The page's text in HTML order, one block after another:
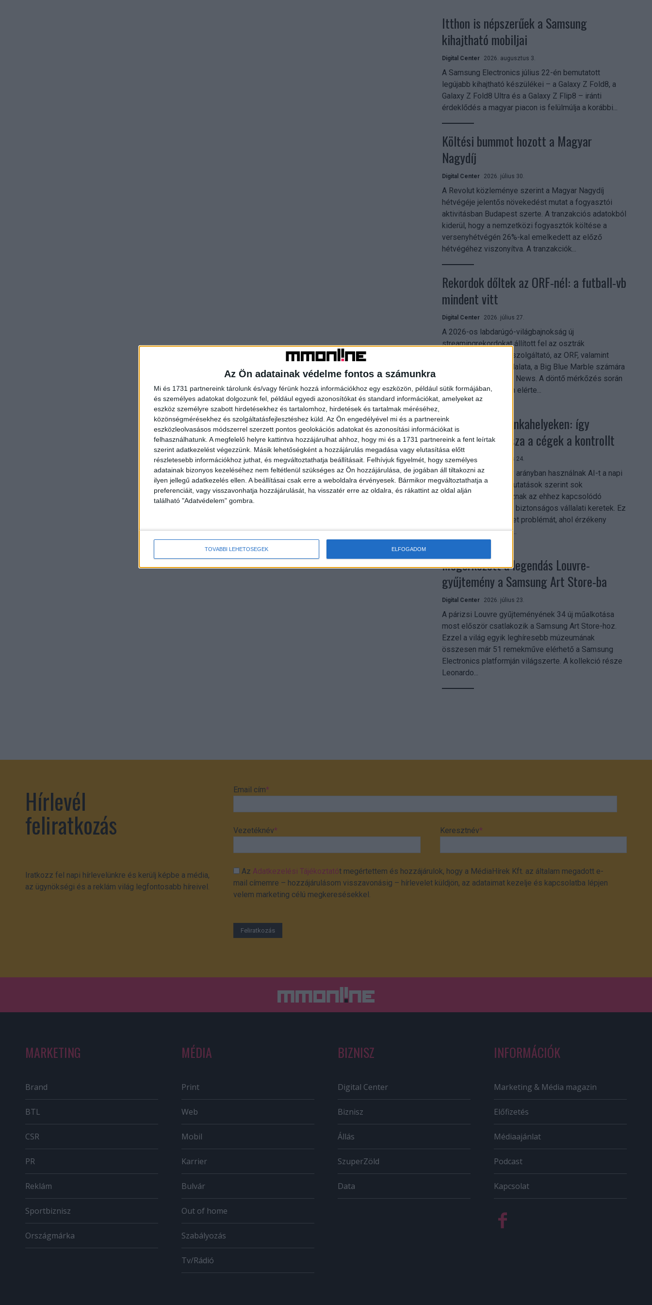
Az Ön adatainak védelme fontos a számunkra
Mi és 1731 partnereink tárolunk és/vagy férünk hozzá információkhoz egy eszközön, például sütik formájában,
és személyes adatokat dolgozunk fel, például egyedi azonosítókat és standard információkat, amelyeket az
eszköz személyre szabott hirdetésekhez és tartalomhoz, hirdetések és tartalmak méréséhez,
közönségmérésekhez és szolgáltatásfejlesztéshez küld. Az Ön engedélyével mi és a partnereink
eszközleolvasásos módszerrel szerzett pontos geolokációs adatokat és azonosítási információkat is
felhasználhatunk. A megfelelő helyre kattintva hozzájárulhat ahhoz, hogy mi és a 1731 partnereink a fent leírtak
szerint adatkezelést végezzünk. Másik lehetőségként a hozzájárulás megadása vagy elutasítása előtt
részletesebb információkhoz juthat, és megváltoztathatja beállításait. Felhívjuk figyelmét, hogy személyes
adatainak bizonyos kezeléséhez nem feltétlenül szükséges az Ön hozzájárulása, de jogában áll tiltakozni az
ilyen jellegű adatkezelés ellen. A beállításai csak erre a weboldalra érvényesek. Bármikor megváltoztathatja a
preferenciáit, vagy visszavonhatja hozzájárulását, ha visszatér erre az oldalra, és rákattint az oldal alján
található "Adatvédelem" gombra.
TOVÁBBI LEHETŐSÉGEK ELFOGADOM
Itthon is népszerűek a Samsung
kihajtható mobiljai
Digital Center 2026. augusztus 3.
A Samsung Electronics július 22-én bemutatott
legújabb kihajtható készülékei – a Galaxy Z Fold8, a
Galaxy Z Fold8 Ultra és a Galaxy Z Flip8 – iránti
érdeklődés a magyar piacon is felülmúlja a korábbi...
Költési bummot hozott a Magyar
Nagydíj
Digital Center 2026. július 30.
A Revolut közleménye szerint a Magyar Nagydíj
hétvégéje jelentős növekedést mutat a fogyasztói
aktivitásban Budapest szerte. A tranzakciós adatokból
kiderül, hogy a nemzetközi fogyasztók költése a
versenyhétvégén 26%-kal emelkedett az előző
hétvégéhez viszonyítva. A tranzakciók...
Rekordok dőltek az ORF-nél: a futball-vb
mindent vitt
Digital Center 2026. július 27.
A 2026-os labdarúgó-világbajnokság új
streamingrekordokat állított fel az osztrák
közszolgálati műsorszolgáltató, az ORF, valamint
technológiai leányvállalata, a Big Blue Marble számára
– írja a Broadband TV News. A döntő mérkőzés során
az átlagos nézőszám elérte...
Shadow AI a munkahelyeken: így
szerezhetik vissza a cégek a kontrollt
Digital Center 2026. július 24.
A munkavállalók nagy arányban használnak AI-t a napi
munkában, ám friss kutatások szerint sok
szervezetnél hiányoznak az ehhez kapcsolódó
világos irányelvek és biztonságos vállalati keretek. Ez
különösen ott jelenthet problémát, ahol érzékeny
üzleti információkkal...
Megérkezett a legendás Louvre-
gyűjtemény a Samsung Art Store-ba
Digital Center 2026. július 23.
A párizsi Louvre gyűjteményének 34 új műalkotása
most először csatlakozik a Samsung Art Store-hoz.
Ezzel a világ egyik leghíresebb múzeumának
összesen már 51 remekműve elérhető a Samsung
Electronics platformján világszerte. A kollekció része
Leonardo...
Hírlevél
feliratkozás
Iratkozz fel napi hírlevelünkre és kerülj képbe a média,
az ügynökségi és a reklám világ legfontosabb híreivel.
Email cím*
Vezetéknév* Keresztnév*
AzAdatkezelési Tájékoztatót megértettem és hozzájárulok, hogy a MédiaHírek Kft. az általam megadott e-
mail címemre – hozzájárulásom visszavonásig – hírlevelet küldjön, az adataimat kezelje és kapcsolatba lépjen
velem marketing célú megkeresésekkel.
MARKETING
Brand
BTL
CSR
PR
Reklám
Sportbiznisz
Országmárka
MÉDIA
Print
Web
Mobil
Karrier
Bulvár
Out of home
Szabályozás
Tv/Rádió
BIZNISZ
Digital Center
Biznisz
Állás
SzuperZöld
Data
INFORMÁCIÓK
Marketing & Média magazin
Előfizetés
Médiaajánlat
Podcast
Kapcsolat